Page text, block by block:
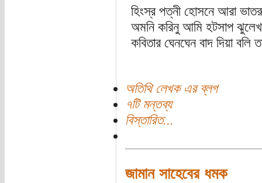
হিংস্র পত্নী হোসনে আরা
অমনি করিনু আমি হটসাপ
কবিতার ঘেনঘেন বাদ দিয়া
অতিথি লেখক এর ব্লগ
৭টি মন্তব্য
বিস্তারিত...
জামান সাহেবের ধমক